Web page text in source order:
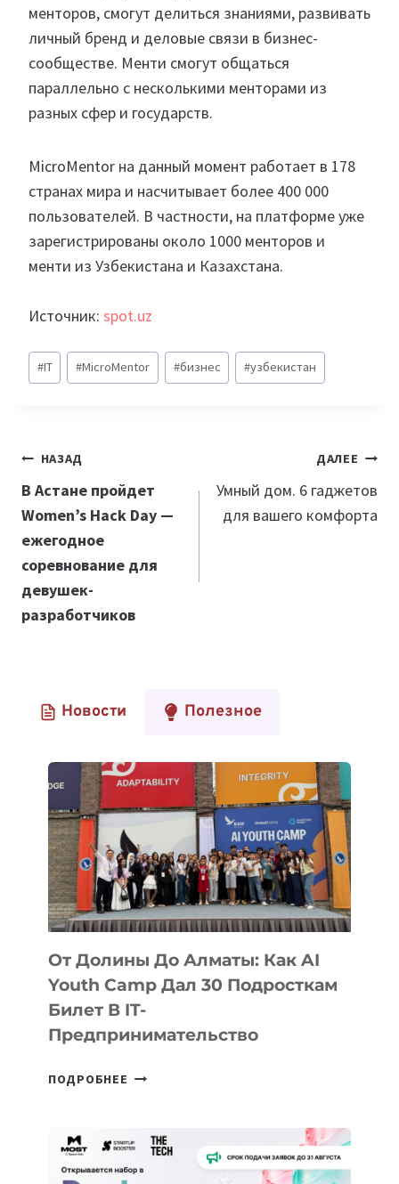
менторов, смогут делиться знаниями, развивать
личный бренд и деловые связи в бизнес-
сообществе. Менти смогут общаться
параллельно с несколькими менторами из
разных сфер и государств.
MicroMentor на данный момент работает в 178
странах мира и насчитывает более 400 000
пользователей. В частности, на платформе уже
зарегистрированы около 1000 менторов и
менти из Узбекистана и Казахстана.
Источник: spot.uz
Метки
записи:
#IT #MicroMentor #бизнес #узбекистан
Навигация
по
записям
НАЗАД
В Астане пройдет
Women’s Hack Day —
ежегодное
соревнование для
девушек-
разработчиков
ДАЛЕЕ
Умный дом. 6 гаджетов
для вашего комфорта
Новости Полезное
От Долины До Алматы: Как AI
Youth Camp Дал 30 Подросткам
Билет В IT-
Предпринимательство
ПОДРОБНЕЕ ОТ
АЛМАТЫ: